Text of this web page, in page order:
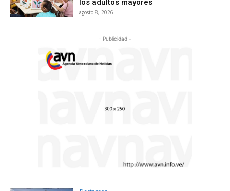
los adultos mayores
agosto 8, 2026
- Publicidad -